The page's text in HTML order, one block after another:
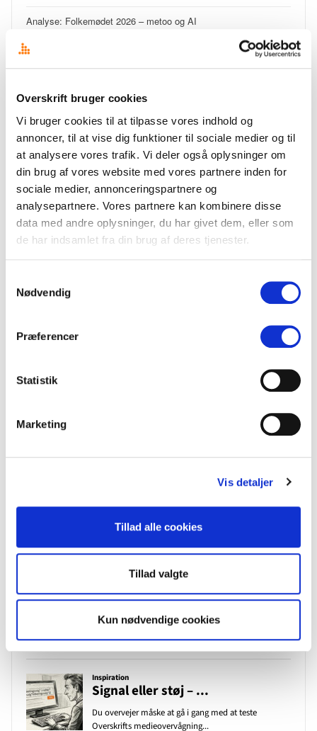
Overskrift bruger cookies
Vi bruger cookies til at tilpasse vores indhold og
annoncer, til at vise dig funktioner til sociale medier og til
at analysere vores trafik. Vi deler også oplysninger om
din brug af vores website med vores partnere inden for
sociale medier, annonceringspartnere og
analysepartnere. Vores partnere kan kombinere disse
data med andre oplysninger, du har givet dem, eller som
de har indsamlet fra din brug af deres tjenester.
Nødvendig
Præferencer
Statistik
Marketing
Vis detaljer
Tillad alle cookies
Tillad valgte
Kun nødvendige cookies
Analyse: Folkemødet 2026 – metoo og AI
Disse temaer kommer til at dominere Folkemødet 2026
Overskrift i nye klæder
Signal eller støj – begynderguide til medieovervågning
Det fragmenterede mediebillede udfordrer kommunikatørens
overblik
CASE STUDY: Store tidsbesparelser med AI workflows
KV25 borgmesterkampen i København spidser til – også online
Mest læste indlæg det seneste år